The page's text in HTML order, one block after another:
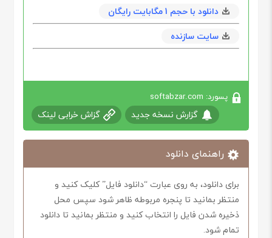
دانلود با حجم 1 مگابايت رایگان
سایت سازنده
پسورد: softabzar.com
گزارش نسخه جدید گزاش خرابی لینک
راهنمای دانلود
برای دانلود، به روی عبارت “دانلود فایل” کلیک کنید و
منتظر بمانید تا پنجره مربوطه ظاهر شود سپس محل
ذخیره شدن فایل را انتخاب کنید و منتظر بمانید تا دانلود
تمام شود.